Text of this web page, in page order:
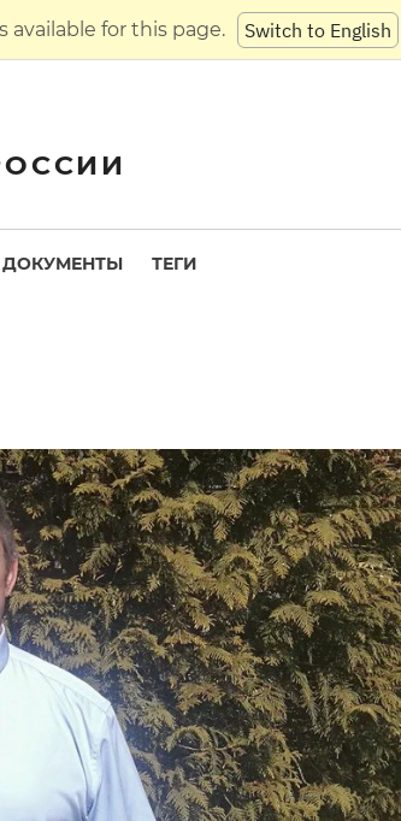
available for this page. Switch to English
ДОКУМЕНТЫ ТЕГИ